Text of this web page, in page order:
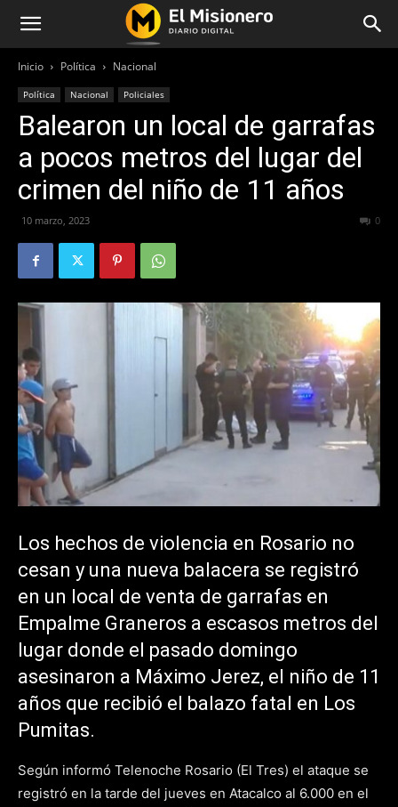
Inicio Política Nacional
Política Nacional Policiales
Balearon un local de garrafas
a pocos metros del lugar del
crimen del niño de 11 años
10 marzo, 2023 0
Los hechos de violencia en Rosario no
cesan y una nueva balacera se registró
en un local de venta de garrafas en
Empalme Graneros a escasos metros del
lugar donde el pasado domingo
asesinaron a Máximo Jerez, el niño de 11
años que recibió el balazo fatal en Los
Pumitas.
Según informó Telenoche Rosario (El Tres) el ataque se
registró en la tarde del jueves en Atacalco al 6.000 en el